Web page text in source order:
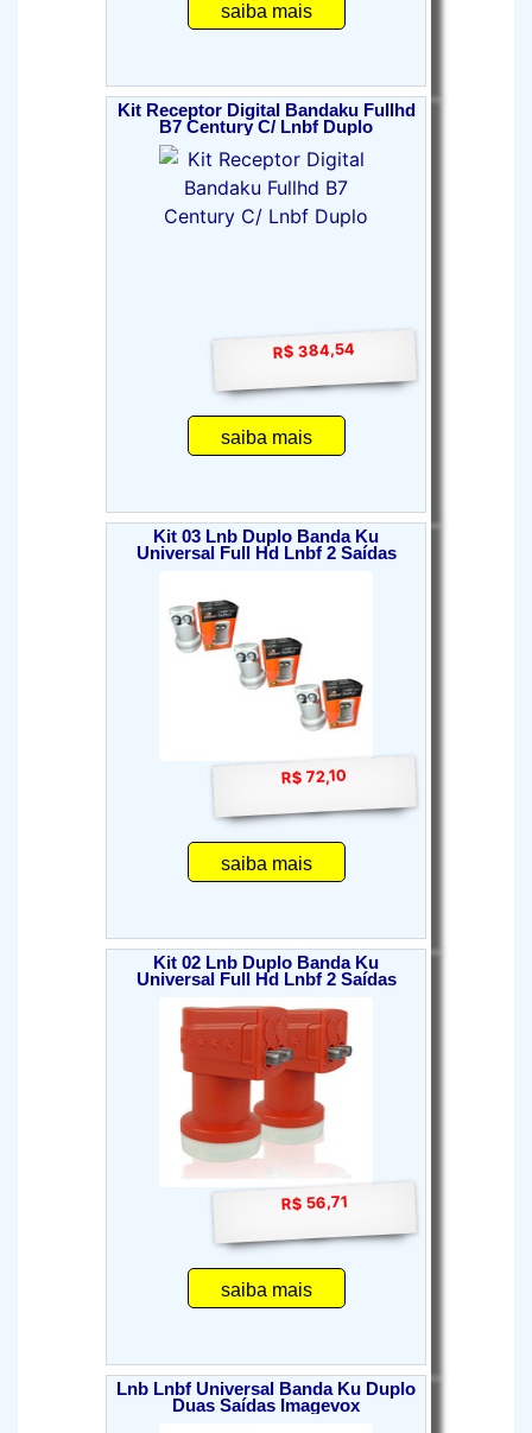
saiba mais
Kit Receptor Digital Bandaku Fullhd
B7 Century C/ Lnbf Duplo
R$ 384,54
saiba mais
Kit 03 Lnb Duplo Banda Ku
Universal Full Hd Lnbf 2 Saídas
R$ 72,10
saiba mais
Kit 02 Lnb Duplo Banda Ku
Universal Full Hd Lnbf 2 Saídas
R$ 56,71
saiba mais
Lnb Lnbf Universal Banda Ku Duplo
Duas Saídas Imagevox